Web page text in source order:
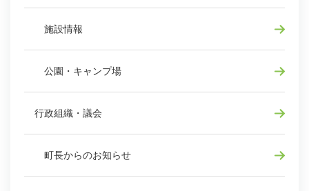
施設情報
公園・キャンプ場
行政組織・議会
町長からのお知らせ